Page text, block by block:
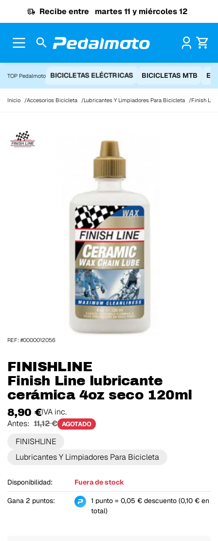
Recibe entre martes 11 y miércoles 12
TOP Pedalmoto BICICLETAS ELÉCTRICAS BICICLETAS MTB
Inicio Accesorios Bicicleta Lubricantes Y Limpiadores Para Bicicleta Finish
FINISHLINE
Finish Line lubricante
cerámica 4oz seco 120ml
8,90 €IVA inc.
Antes: 11,12 € AGOTADO
FINISHLINE
Lubricantes Y Limpiadores Para Bicicleta
Disponibilidad: Fuera de stock
Gana 2 puntos:
1 punto = 0,05 € descuento (0,10 € en
total)
REF: #0000012056